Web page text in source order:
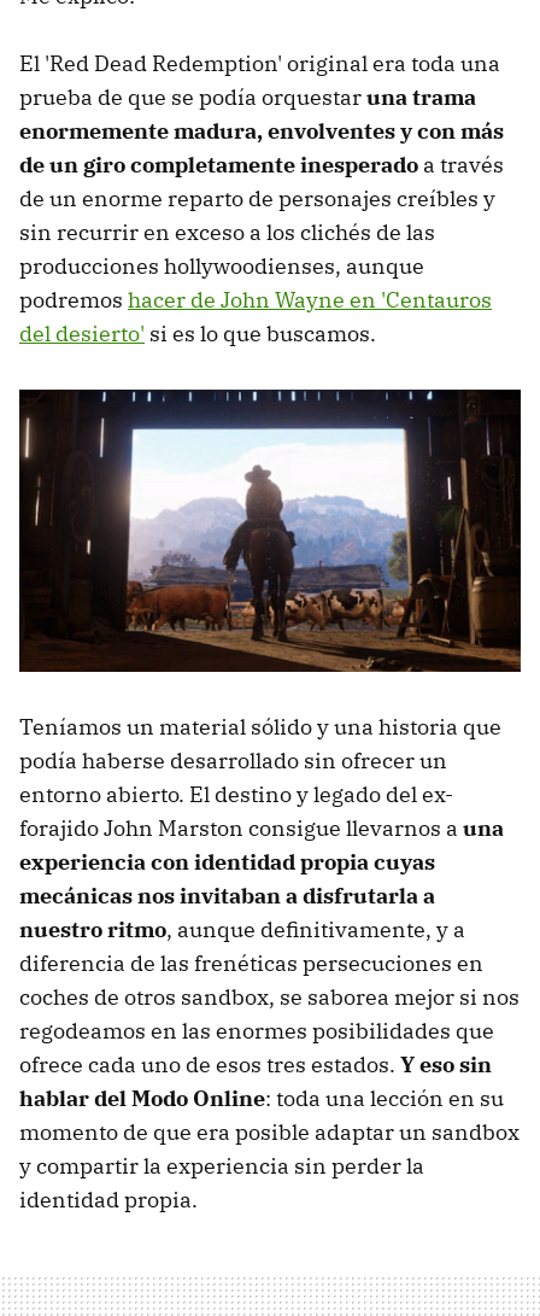
El 'Red Dead Redemption' original era toda una
prueba de que se podía orquestaruna trama
enormemente madura, envolventes y con más
de un giro completamente inesperado a través
de un enorme reparto de personajes creíbles y
sin recurrir en exceso a los clichés de las
producciones hollywoodienses, aunque
podremos hacer de John Wayne en 'Centauros
del desierto' si es lo que buscamos.
Teníamos un material sólido y una historia que
podía haberse desarrollado sin ofrecer un
entorno abierto. El destino y legado del ex-
forajido John Marston consigue llevarnos a una
experiencia con identidad propia cuyas
mecánicas nos invitaban a disfrutarla a
nuestro ritmo, aunque definitivamente, y a
diferencia de las frenéticas persecuciones en
coches de otros sandbox, se saborea mejor si nos
regodeamos en las enormes posibilidades que
ofrece cada uno de esos tres estados. Y eso sin
hablar del Modo Online: toda una lección en su
momento de que era posible adaptar un sandbox
y compartir la experiencia sin perder la
identidad propia.